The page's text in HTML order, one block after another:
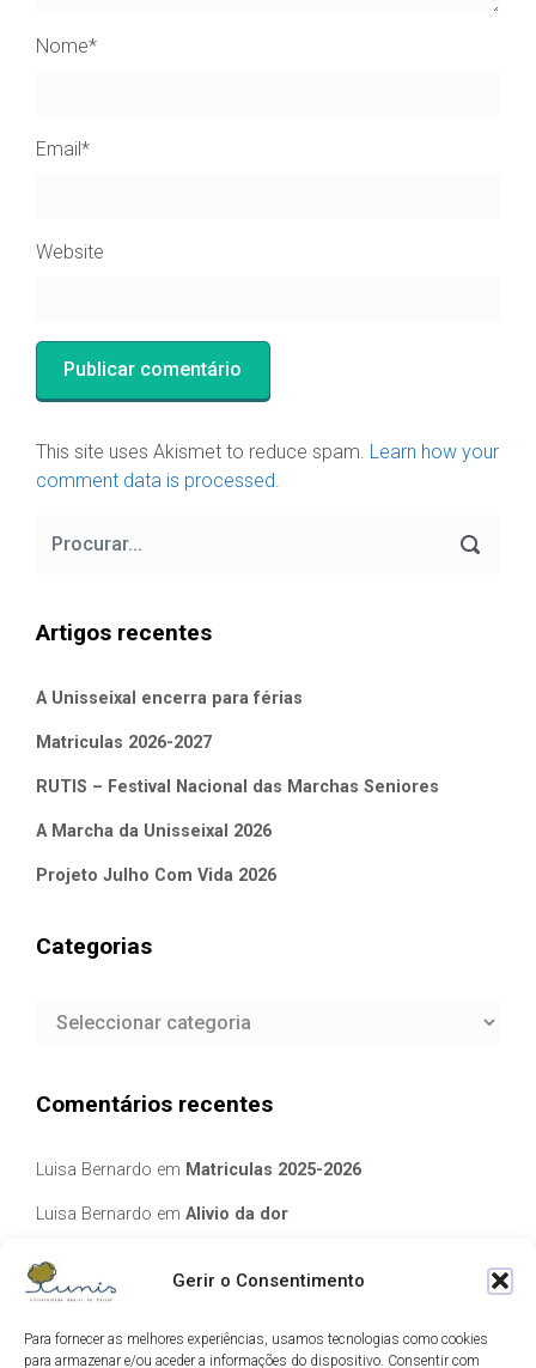
Gerir o Consentimento
Para fornecer as melhores experiências, usamos tecnologias como cookies
para armazenar e/ou aceder a informações do dispositivo. Consentir com
Nome*
Email*
Website
This site uses Akismet to reduce spam. Learn how your
comment data is processed.
Artigos recentes
A Unisseixal encerra para férias
Matriculas 2026-2027
RUTIS – Festival Nacional das Marchas Seniores
A Marcha da Unisseixal 2026
Projeto Julho Com Vida 2026
Categorias
Categorias
Comentários recentes
Luisa Bernardo em Matriculas 2025-2026
Luisa Bernardo em Alivio da dor
Manuela Silva
elisabete Garcia Fernandes Serra
Luis GuedesemEcos de Camilo